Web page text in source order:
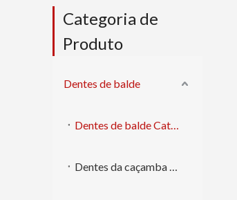
Categoria de
Produto
Dentes de balde
Dentes de balde Caterpillar
Dentes da caçamba Komatsu